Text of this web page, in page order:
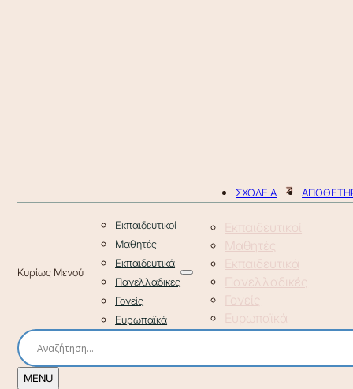
ΣΧΟΛΕΙΑ
Εκπαιδευτικοί
Μαθητές
Εκπαιδευτικά
Πανελλαδικές
Γονείς
Ευρωπαϊκά
Εκπαιδευτικοί
Μαθητές
Εκπαιδευτικά
Πανελλαδικές
Γονείς
Ευρωπαϊκά